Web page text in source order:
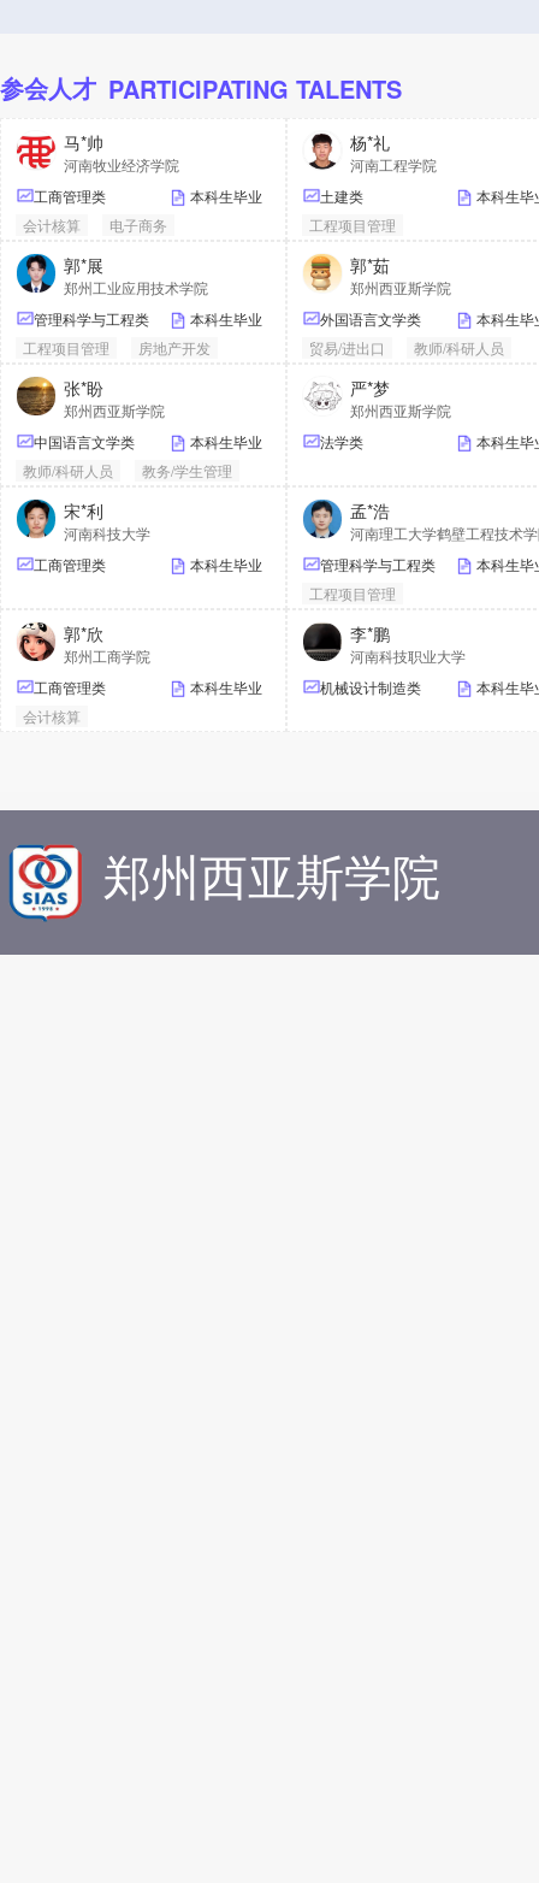
参会人才 PARTICIPATING TALENTS
马*帅
河南牧业经济学院
工商管理类
本科生毕业
会计核算
电子商务
杨*礼
河南工程学院
土建类
本科生毕
工程项目管理
郭*展
郑州工业应用技术学院
管理科学与工程类
本科生毕业
工程项目管理
房地产开发
郭*茹
郑州西亚斯学院
外国语言文学类
本科生毕
贸易/进出口
教师/科研人员
张*盼
郑州西亚斯学院
中国语言文学类
本科生毕业
教师/科研人员
教务/学生管理
严*梦
郑州西亚斯学院
法学类
本科生毕
宋*利
河南科技大学
工商管理类
本科生毕业
孟*浩
河南理工大学鹤壁工程技术
管理科学与工程类
本科生毕
工程项目管理
郭*欣
郑州工商学院
工商管理类
本科生毕业
会计核算
李*鹏
河南科技职业大学
机械设计制造类
本科生毕
郑州西亚斯学院